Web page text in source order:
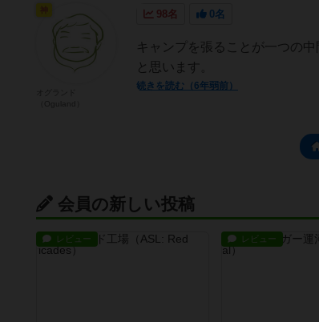
98名 0名
キャンプを張ることが一つの
と思います。
続きを読む（6年弱前）
会員の新しい投稿
レビュー レビュー